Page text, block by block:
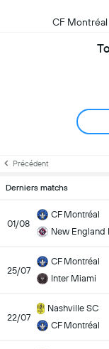
CF Montréal
Précédent
Derniers matchs
01/08
CF Montréal
New England
25/07
CF Montréal
Inter Miami
22/07
Nashville SC
CF Montréal